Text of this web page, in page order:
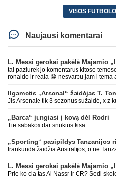
VISOS
Naujausi komentarai
tai paziurek jo komentarus kitose
ronaldo ir reala 😀 nesvarbu jam i tema
Jis Arsenale tik 3 sezonus sužaidė, x z
„Barca“ jungiasi į kovą dėl Rodri
Tie sabakos dar snukius kisa
Irankunda žaidžia Australijos, o ne
Prie ko cia tas Al Nassr ir CR? Sedi